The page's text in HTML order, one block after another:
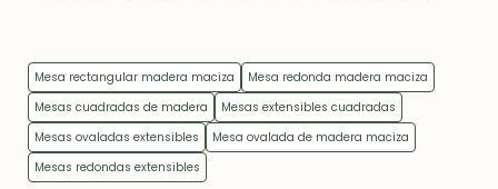
Mesa rectangular madera maciza
Mesa redonda madera maciza
Mesas cuadradas de madera
Mesas extensibles cuadradas
Mesas ovaladas extensibles
Mesa ovalada de madera maciza
Mesas redondas extensibles